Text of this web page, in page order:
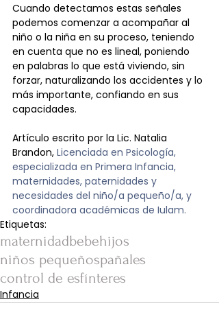
Cuando detectamos estas señales
podemos comenzar a acompañar al
niño o la niña en su proceso, teniendo
en cuenta que no es lineal, poniendo
en palabras lo que está viviendo, sin
forzar, naturalizando los accidentes y lo
más importante, confiando en sus
capacidades.
Artículo escrito por la Lic. Natalia
Brandon, Licenciada en Psicología,
especializada en Primera Infancia,
maternidades, paternidades y
necesidades del niño/a pequeño/a, y
coordinadora académicas de Iulam.
Etiquetas:
maternidadbebehijos
niños pequeñospañales
control de esfínteres
Infancia